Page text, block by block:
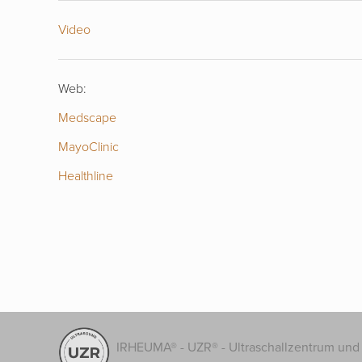
Video
Web:
Medscape
MayoClinic
Healthline
IRHEUMA® - UZR® - Ultraschallzentrum